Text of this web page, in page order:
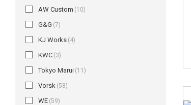
AW Custom (10)
G&G (7)
KJ Works (4)
KWC (3)
Tokyo Marui (11)
Vorsk (58)
WE (59)